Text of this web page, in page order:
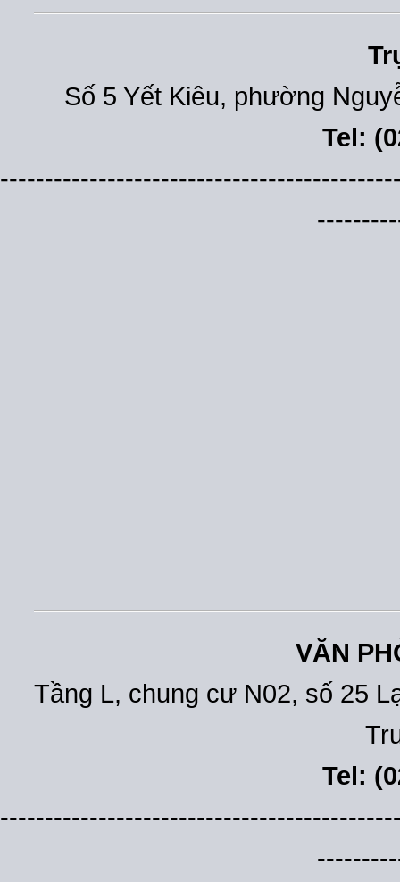
Số 5 Yết Kiêu, phường
Tel:
VĂN
Tầng L, chung cư N02, số 25
Tel: